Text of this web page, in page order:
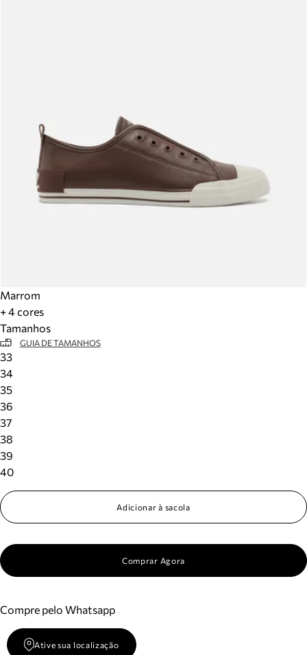
Marrom
+ 4 cores
Tamanhos
GUIA DE TAMANHOS
33
34
35
36
37
38
39
40
Adicionar à sacola
Comprar Agora
Compre pelo Whatsapp
Ative sua localização